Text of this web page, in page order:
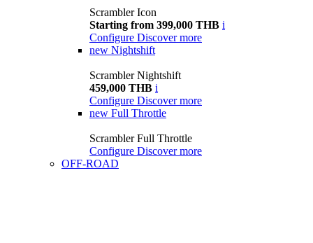
Scrambler Icon
Starting from 399,000 THB i
Configure Discover more
new Nightshift
Scrambler Nightshift
459,000 THB i
Configure Discover more
new Full Throttle
Scrambler Full Throttle
Configure Discover more
OFF-ROAD